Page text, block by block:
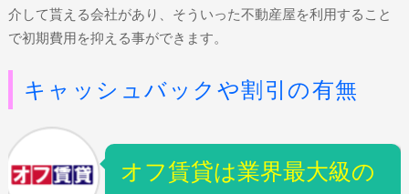
介して貰える会社があり、そういった不動産屋を利用すること
で初期費用を抑える事ができます。
キャッシュバックや割引の有無
オフ賃貸は業界最大級の